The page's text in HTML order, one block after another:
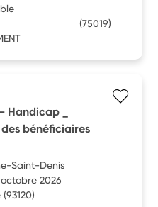
(75019)
Handicap _
bénéficiaires
Saint-Denis
2026
(93120)